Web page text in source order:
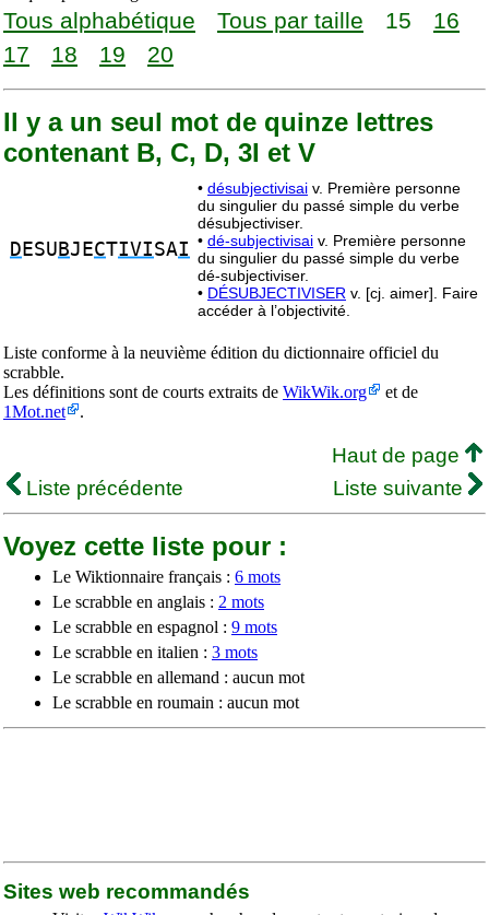
Tous alphabétique Tous par taille 15
16
17
18 19 20
Il y a un seul mot de quinze lettres
contenant B, C, D, 3I et V
D ESU BJECTIVISAI
• désubjectivisai v. Première personne
du singulier du passé simple du verbe
désubjectiviser.
• dé-subjectivisai v. Première personne
du singulier du passé simple du verbe
dé-subjectiviser.
• DÉSUBJECTIVISER v. [cj. aimer]. Faire
accéder à l’objectivité.
Liste conforme à la neuvième édition du dictionnaire officiel du
scrabble.
Les définitions sont de courts extraits de WikWik.org
et de
1Mot.net
.
Haut de page
Liste précédente
Liste suivante
Voyez cette liste pour :
Le Wiktionnaire français : 6 mots
Le scrabble en anglais : 2 mots
Le scrabble en espagnol : 9 mots
Le scrabble en italien : 3 mots
Le scrabble en allemand : aucun mot
Le scrabble en roumain : aucun mot
Sites web recommandés